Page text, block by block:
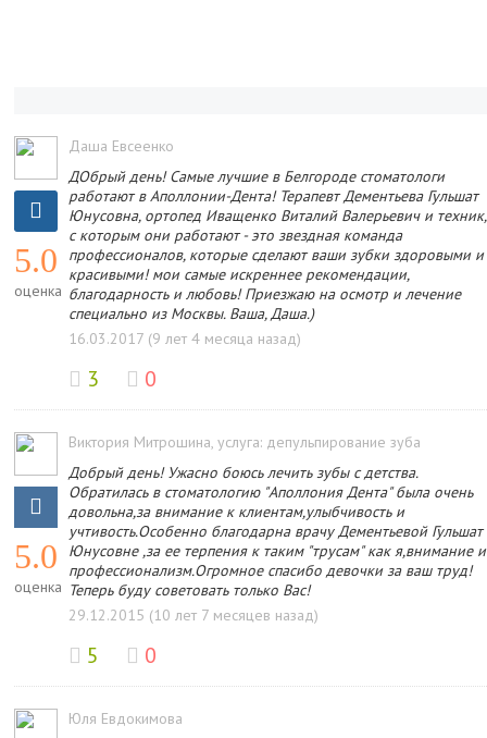
5.0
оценка
Даша Евсеенко
ДОбрый день! Самые лучшие в Белгороде стоматологи
работают в Аполлонии-Дента! Терапевт Дементьева Гульшат
Юнусовна, ортопед Иващенко Виталий Валерьевич и техник,
с которым они работают - это звездная команда
профессионалов, которые сделают ваши зубки здоровыми и
красивыми! мои самые искреннее рекомендации,
благодарность и любовь! Приезжаю на осмотр и лечение
специально из Москвы. Ваша, Даша.)
16.03.2017 (9 лет 4 месяца назад)
3 0
5.0
оценка
Виктория Митрошина, услуга: депульпирование зуба
Добрый день! Ужасно боюсь лечить зубы с детства.
Обратилась в стоматологию "Аполлония Дента" была очень
довольна,за внимание к клиентам,улыбчивость и
учтивость.Особенно благодарна врачу Дементьевой Гульшат
Юнусовне ,за ее терпения к таким "трусам" как я,внимание и
профессионализм.Огромное спасибо девочки за ваш труд!
Теперь буду советовать только Вас!
29.12.2015 (10 лет 7 месяцев назад)
5 0
Юля Евдокимова